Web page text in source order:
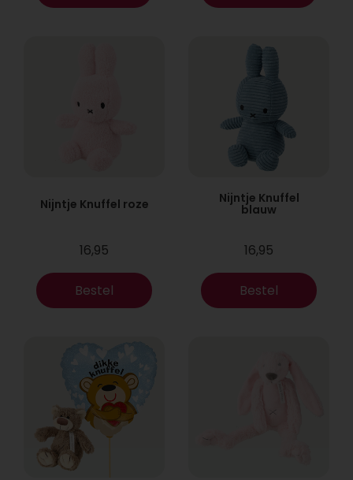
Nijntje Knuffel roze
16,95
Bestel
Nijntje Knuffel
blauw
16,95
Bestel